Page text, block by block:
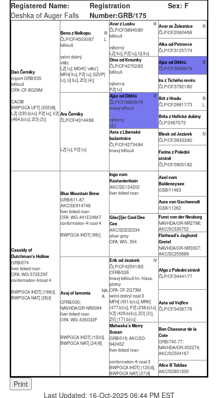
Registered Name:
Deshka of Auger Falls
Registration
Number:GRB/175
Sex: F
Dan Černíky
import GRB/035
bělouš
OFA: CF-8G29M
CACIB
BWPGCA UFT[ (205)III],
LZ[ (235.b)I.c], PZ[ I.c], VZ[
(464.b)I.c], ZO[ (2)]
Beno z Nolkopu
III
ČLP/CF/45030/87
L
bělouš
velmi dobrý
vítěz
LZ[ I.c], MDrK[ 'vítěz'],
MFH[ II.c], PZ[ I.c], SZVP[
I.c], U[ II.c], ZO[ (4)]
Avar z Lusku
III
ČLP/CF/38945/80
bělouš
výborný
LZ[ II.c], PZ[ I.c], U[ II.c]
Avar ze Železnice
III
ČLP/CF/20604/69
Alka od Petrovce
ČLP/CF/31257/74
Dina od Krounky
ČLP/CF/42702/83
bělouš
výborná
PZ[ I.c]
Ajax od Dítětů
III
ČLP/CF/36639/79
Ira z Tichého revíru
ČLP/CF/37921/80
Ara Černíky
ČLP/CF/43144/86
LZ[ I.c], PZ[ I.c]
Ajax od Dítětů
III
ČLP/CF/36639/79
tmavý bělouš
výborný
U[ ]
Brit z Hradu
III
ČLP/CF/26817/73
L
Brita z Hořické dubiny
ČLP/24875/72
Asta z Libenské
bažantnice
ČLP/CF/42734/84
tmavý bělouš
Blesk od Jezárek
IV
ČLP/CF/39333/80
Farina z Polední
stráně
ČLP/CF/39051/82
Cassidy of
Dutchman's Hollow
GRB/074
liver ticked roan
OFA: WG-572E25F
conformation 4/coat 4
BWPGCA IHDT[ (168)I],
BWPGCA NAT[ (28)I]
Blue Mountain Brew
GRB/611-87;
AKC/SE914748
liver ticked roan
OFA: WG-441E24M-T
conformation 4/ coat 4
BWPGCA IHDT[ (99)]
Ingo vom
Kastanienhain
AKC/SE124202
liver ticked roan
Axel vom
Baldeneysee
GSB/11463
Aura von Gschwendt
GSB/11262
Glac[i]er Cool Dee
Cee
AKC/SD232334
silver grey
OFA: WG- 354
Furst von der Neuburg
NAVHDA/GR-NR2798;
AKC/SC530752
Flathead's Jaghund
Gretel
NAVHDA/GR-NR3307;
AKC/SC255689
Avaj of Iamonia
NA-
A
CFRB/030;
NAVHDA/GR-NR0094
liver ticked roan
OFA: WG-435G32F
BWPGCA IHDT[ (150)I],
BWPGCA NAT[ (24)III]
Erik od Jezárek
IV
ČLP/CF/42541/83;
CFRB/026
tmavý bělouš hn. hlava,
plotny
OFA: CF-2G73M
velmi dobrý/ coat 3
MFH[ (451.b)I.c], MRK[
(477.b)I.c], PZ[ (238.b)I.c],
VZ[ (429.b)II.c], ZO[ (2)],
ZV[ (171.b)I.c]
Ařgo z Polední stráně
ČLP/CF/34441/77
Asta od Vejřice
ČLP/CF/34587/76
Mahaska's Merry
Susan
GRB/019; AKC/SD-
942452
liver ticked roan
conformation 4/ coat 3
BWPGCA IHDT[ (125)II],
BWPGCA NAT[ (27)II]
Bon Chasseur de la
Cote
GRB/740-77;
NAVHDA/GR-002274;
AKC/SC504167
Alice B Toklias
AKC/SD951500
Print
Last Updated: 16-Oct-2025 06:44 PM EST